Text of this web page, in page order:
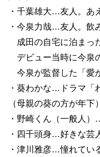
・千葉雄大…友人。あ
・今泉力哉…友人。飲
成田の自宅に泊まっ
デビュー当時に今泉
今泉が監督した「愛
・葵わかな…ドラマ「
（母親の葵の方が年下
・野崎くん（一般人）
・四千頭身…好きな芸
・津川雅彦…憧れてい